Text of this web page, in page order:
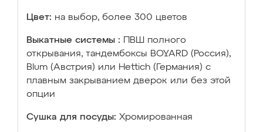
Цвет: на выбор, более 300 цветов
Выкатные системы :
ПВШ полного
открывания, тандембоксы BOYARD (Россия),
Blum (Австрия) или Hettich (Германия) с
плавным закрыванием дверок или без этой
опции
Сушка для посуды: Хромированная